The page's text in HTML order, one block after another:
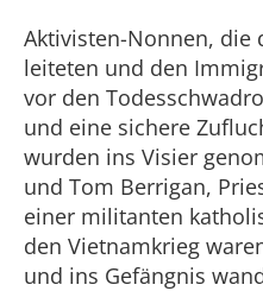
Aktivisten-Nonnen, die
leiteten und den
vor den
und eine sichere
wurden ins Visier
und Tom Berrigan,
einer militanten
den Vietnamkrieg
und ins Gefängnis